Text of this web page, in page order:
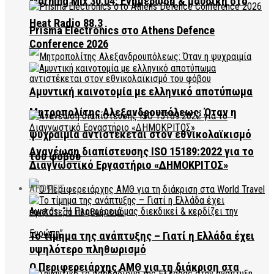
Heat Radio 88.3
Μητροπολίτης Αλεξανδρουπόλεως: Όταν η
ψυχραιμία αντιστέκεται στον εθνικολαϊκισμό
του φόβου
Ο Περιφερειάρχης ΑΜΘ για τη διάκριση στα
Prisma Electronics στο Athens Defence
Conference 2026
Αμυντική καινοτομία με ελληνικό αποτύπωμα
Ανανέωση διαπίστευσης ISO 15189:2022 για το
Διαγνωστικό Εργαστήριο «ΔΗΜΟΚΡΙΤΟΣ»
ΑΠΟΨΕΙΣ
Το τίμημα της ανάπτυξης – Γιατί η Ελλάδα έχει
υψηλότερο πληθωρισμό